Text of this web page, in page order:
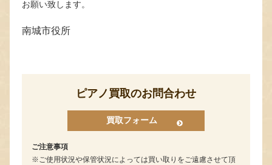
お願い致します。
南城市役所
ピアノ買取のお問合わせ
買取フォーム
ご注意事項
ご使用状況や保管状況によっては買い取りをご遠慮させて頂